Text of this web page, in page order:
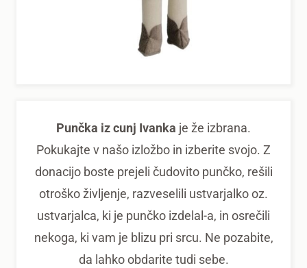
Punčka iz cunj Ivanka je že izbrana.
Pokukajte v našo izložbo in izberite svojo. Z
donacijo boste prejeli čudovito punčko, rešili
otroško življenje, razveselili ustvarjalko oz.
ustvarjalca, ki je punčko izdelal-a, in osrečili
nekoga, ki vam je blizu pri srcu. Ne pozabite,
da lahko obdarite tudi sebe.